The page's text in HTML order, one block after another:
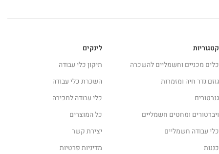
לינקים
תיקון כלי עבודה
השכרת כלי עבודה
כלי עבודה למכירה
כל המוצרים
יצירת קשר
מדיניות פרטיות
קטגוריות
כלים מכניים וחשמליים להשכרה
גוזם גדר חיה ומזמרות
גנרטורים
ויברטורים ומחטים חשמליים
כלי עבודה חשמליים
כננות